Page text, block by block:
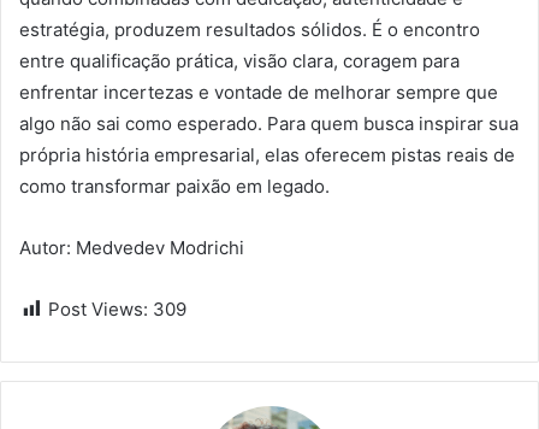
estratégia, produzem resultados sólidos. É o encontro
entre qualificação prática, visão clara, coragem para
enfrentar incertezas e vontade de melhorar sempre que
algo não sai como esperado. Para quem busca inspirar sua
própria história empresarial, elas oferecem pistas reais de
como transformar paixão em legado.
Autor: Medvedev Modrichi
Post Views: 309